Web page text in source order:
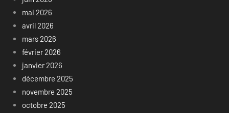
mai 2026
avril 2026
mars 2026
février 2026
janvier 2026
décembre 2025
novembre 2025
octobre 2025